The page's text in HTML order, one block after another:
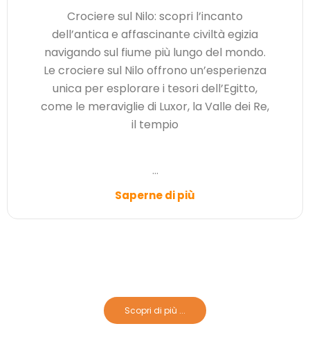
Crociere sul Nilo: scopri l’incanto
dell’antica e affascinante civiltà egizia
navigando sul fiume più lungo del mondo.
Le crociere sul Nilo offrono un’esperienza
unica per esplorare i tesori dell’Egitto,
come le meraviglie di Luxor, la Valle dei Re,
il tempio
...
Saperne di più
Scopri di più ...